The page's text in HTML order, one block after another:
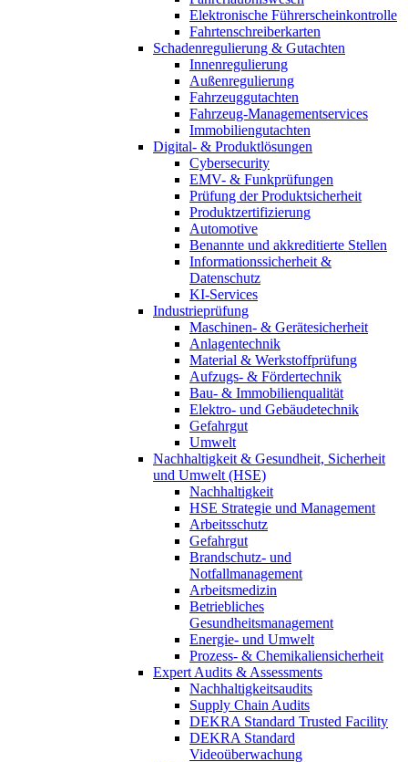
Elektronische Führerscheinkontrolle
Fahrtenschreiberkarten
Schadenregulierung & Gutachten
Innenregulierung
Außenregulierung
Fahrzeuggutachten
Fahrzeug-Managementservices
Immobiliengutachten
Digital- & Produktlösungen
Cybersecurity
EMV- & Funkprüfungen
Prüfung der Produktsicherheit
Produktzertifizierung
Automotive
Benannte und akkreditierte Stellen
Informationssicherheit &
Datenschutz
KI-Services
Industrieprüfung
Maschinen- & Gerätesicherheit
Anlagentechnik
Material & Werkstoffprüfung
Aufzugs- & Fördertechnik
Bau- & Immobilienqualität
Elektro- und Gebäudetechnik
Gefahrgut
Umwelt
Nachhaltigkeit & Gesundheit, Sicherheit
und Umwelt (HSE)
Nachhaltigkeit
HSE Strategie und Management
Arbeitsschutz
Gefahrgut
Brandschutz- und
Notfallmanagement
Arbeitsmedizin
Betriebliches
Gesundheitsmanagement
Energie- und Umwelt
Prozess- & Chemikaliensicherheit
Expert Audits & Assessments
Nachhaltigkeitsaudits
Supply Chain Audits
DEKRA Standard Trusted Facility
DEKRA Standard
Videoüberwachung